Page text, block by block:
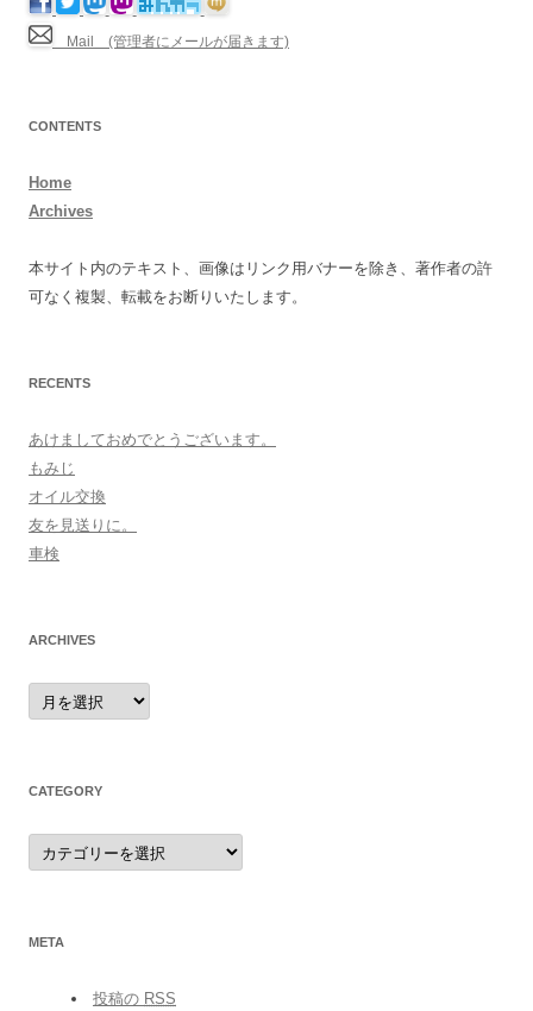
Mail (管理者にメールが届きます)
CONTENTS
Home
Archives
本サイト内のテキスト、画像はリンク用バナーを除き、著作者の許
可なく複製、転載をお断りいたします。
RECENTS
あけましておめでとうございます。
もみじ
オイル交換
友を見送りに。
車検
ARCHIVES
archives
CATEGORY
category
META
投稿の RSS